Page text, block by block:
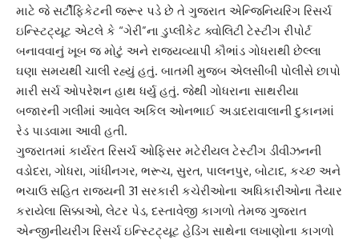
માટે જે સર્ટીફિકેટની જરૂર પડે છે તે ગુજરાત એન્જિનિયરિંગ રિસર્ચ
ઇન્સ્ટિટ્યૂટ એટલે કે “ગેરી”ના ડુપ્લીકેટ ક્વોલિટી ટેસ્ટીંગ રીપોર્ટ
બનાવવાનું ખૂબ જ મોટું અને રાજ્યવ્યાપી કૌભાંડ ગોધરાથી છેલ્લા
ઘણા સમયથી ચાલી રહ્યું હતું. બાતમી મુજબ એલસીબી પોલીસે છાપો
મારી સર્ચ ઓપરેશન હાથ ધર્યુ હતું. જેથી ગોધરાના સાથરીયા
બજારની ગલીમાં આવેલ અકિલ ઓનભાઈ અડાદરાવાલાની દુકાનમાં
રેડ પાડવામા આવી હતી.
ગુજરાતમાં કાર્યરત રિસર્ચ ઓફિસર મટેરીયલ ટેસ્ટીંગ ડીવીઝનની
વડોદરા, ગોધરા, ગાંધીનગર, ભરૂચ, સુરત, પાલનપુર, બોટાદ, કચ્છ અને
ભચાઉ સહિત રાજ્યની 31 સરકારી કચેરીઓના અધિકારીઓના તૈયાર
કરાયેલા સિક્કાઓ, લેટર પેડ, દસ્તાવેજી કાગળો તેમજ ગુજરાત
એન્જીનીયરીંગ રિસર્ચ ઇન્સ્ટિટ્યૂટ હેડિંગ સાથેના લખાણોના કાગળો